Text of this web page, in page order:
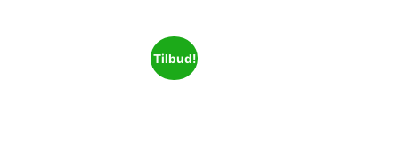
Tilbud!